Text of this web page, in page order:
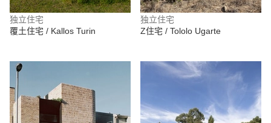
独立住宅
覆土住宅 / Kallos Turin
独立住宅
Z住宅 / Tololo Ugarte